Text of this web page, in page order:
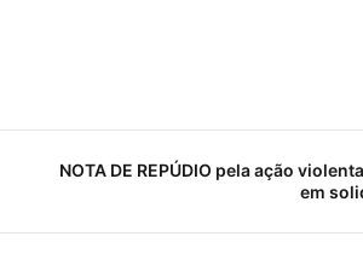
NOTA DE REPÚDIO pela ação
em